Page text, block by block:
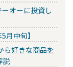
オーに投資し
中旬】
ら好きな商品を
説